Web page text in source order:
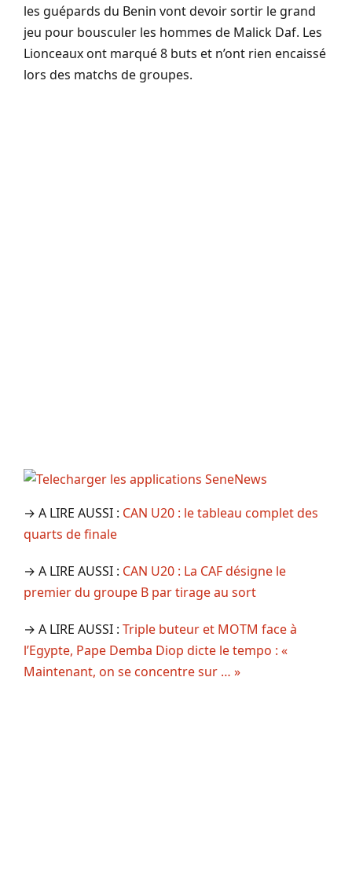
les guépards du Benin vont devoir sortir le grand
jeu pour bousculer les hommes de Malick Daf. Les
Lionceaux ont marqué 8 buts et n’ont rien encaissé
lors des matchs de groupes.
→ A LIRE AUSSI : CAN U20 : le tableau complet des
quarts de finale
→ A LIRE AUSSI : CAN U20 : La CAF désigne le
premier du groupe B par tirage au sort
→ A LIRE AUSSI : Triple buteur et MOTM face à
l’Egypte, Pape Demba Diop dicte le tempo : «
Maintenant, on se concentre sur … »